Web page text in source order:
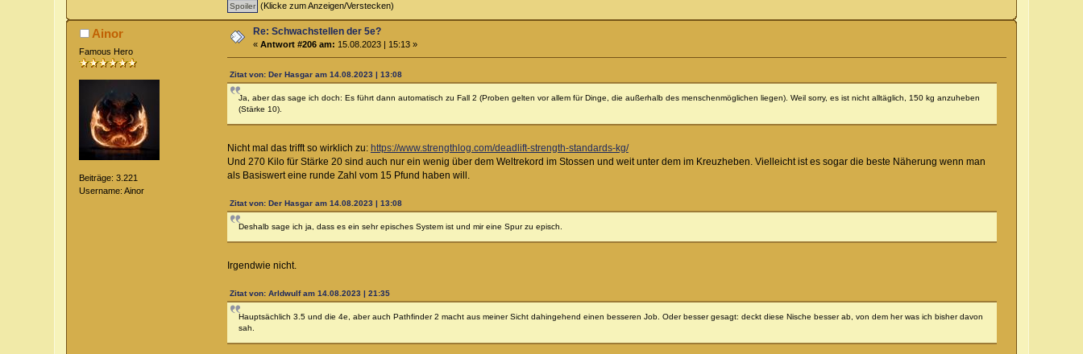
(Klicke zum Anzeigen/Verstecken)
Ainor
Famous Hero
Beiträge: 3.221
Username: Ainor
Re: Schwachstellen der 5e?
«Antwort #206 am: 15.08.2023 | 15:13 »
Zitat von: Der Hasgar am 14.08.2023 | 13:08
Ja, aber das sage ich doch: Es führt dann automatisch zu Fall 2 (Proben gelten vor allem für Dinge, die außerhalb des menschenmöglichen liegen). Weil sorry, es ist nicht alltäglich, 150 kg anzuheben
(Stärke 10).
Nicht mal das trifft so wirklich zu: https://www.strengthlog.com/deadlift-strength-standards-kg/
Und 270 Kilo für Stärke 20 sind auch nur ein wenig über dem Weltrekord im Stossen und weit unter dem im Kreuzheben. Vielleicht ist es sogar die beste Näherung wenn man
als Basiswert eine runde Zahl vom 15 Pfund haben will.
Zitat von: Der Hasgar am 14.08.2023 | 13:08
Deshalb sage ich ja, dass es ein sehr episches System ist und mir eine Spur zu episch.
Irgendwie nicht.
Zitat von: Arldwulf am 14.08.2023 | 21:35
Hauptsächlich 3.5 und die 4e, aber auch Pathfinder 2 macht aus meiner Sicht dahingehend einen besseren Job. Oder besser gesagt: deckt diese Nische besser ab, von dem her was ich bisher davon
sah.